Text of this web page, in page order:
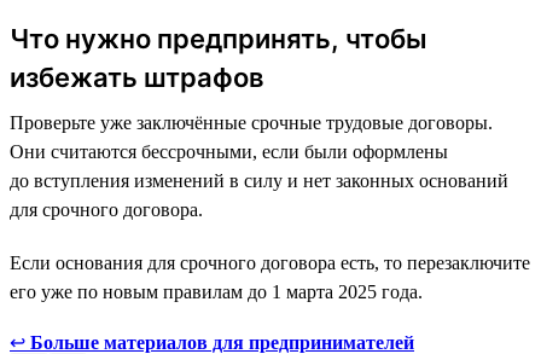
Что нужно предпринять, чтобы
избежать штрафов
Проверьте уже заключённые срочные трудовые договоры.
Они считаются бессрочными, если были оформлены
до вступления изменений в силу и нет законных оснований
для срочного договора.
Если основания для срочного договора есть, то перезаключите
его уже по новым правилам до 1 марта 2025 года.
↩ Больше материалов для предпринимателей